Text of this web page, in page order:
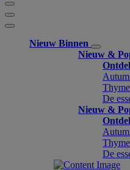
Nieuw Binnen
Nieuw &
Thyme
De
Nieuw &
Thyme
De